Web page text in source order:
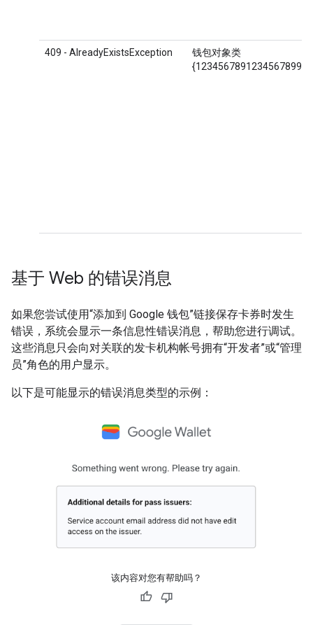
409 - AlreadyExistsException
钱包对象类
基于 Web 的错误消息
如果您尝试使用“添加到 Google 钱包”链接保存卡券时发生
错误，系统会显示一条信息性错误消息，帮助您进行调试。
这些消息只会向对关联的发卡机构帐号拥有“开发者”或“管理
员”角色的用户显示。
以下是可能显示的错误消息类型的示例：
该内容对您有帮助吗？